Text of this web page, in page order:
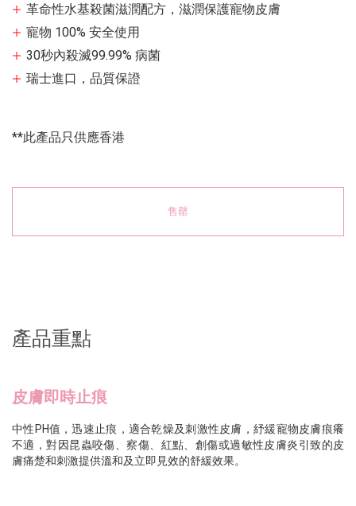
革命性水基殺菌滋潤配方，滋潤保護寵物皮膚
寵物 100% 安全使用
30秒內殺滅99.99% 病菌
瑞士進口，品質保證
**此產品只供應香港
售罄
產品重點
皮膚即時止痕
中性PH值，迅速止痕，適合乾燥及刺激性皮膚，紓緩寵物皮膚痕癢
不適，對因昆蟲咬傷、察傷、紅點、創傷或過敏性皮膚炎引致的皮
膚痛楚和刺激提供溫和及立即見效的舒緩效果。